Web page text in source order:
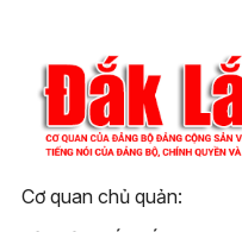
Cơ quan chủ quản: